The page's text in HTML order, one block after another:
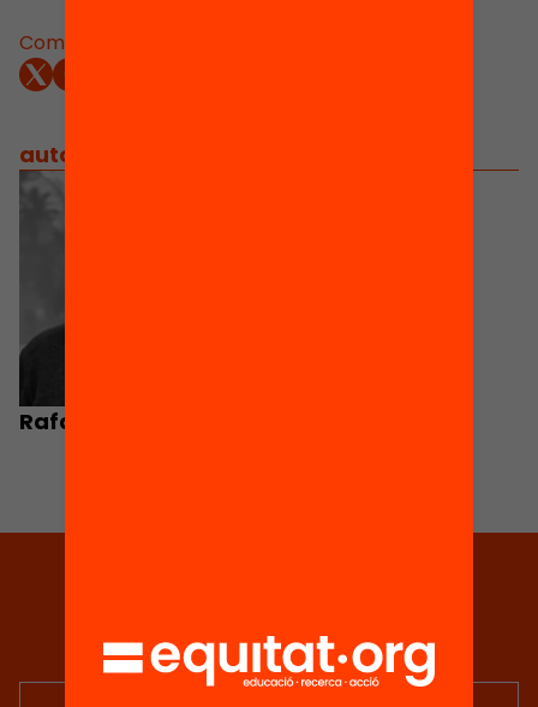
Comparteix:
autors
Rafael Homet
Rep continguts, iniciatives i
projectes per implicar-te.